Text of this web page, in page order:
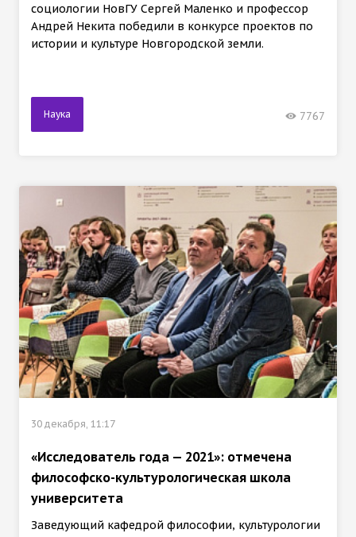
социологии НовГУ Сергей Маленко и профессор
Андрей Некита победили в конкурсе проектов по
истории и культуре Новгородской земли.
Наука 7767
30 декабря, 11:17
«Исследователь года — 2021»: отмечена
философско-культурологическая школа
университета
Заведующий кафедрой философии, культурологии